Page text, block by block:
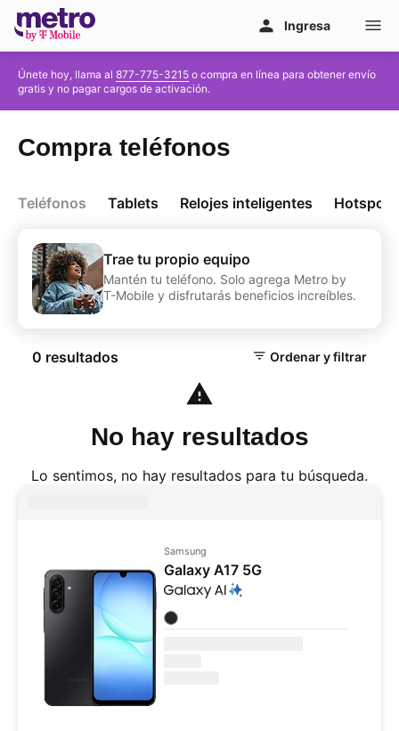
Ir al contenido principal
Ingresa
Únete hoy, llama al 877-775-3215 o compra en línea para obtener envío
gratis y no pagar cargos de activación.
Compra teléfonos
Teléfonos Tablets Relojes inteligentes
Trae tu propio equipo
Mantén tu teléfono. Solo agrega Metro by
T-Mobile y disfrutarás beneficios increíbles.
0 resultados Ordenar y filtrar
No hay resultados
Lo sentimos, no hay resultados para tu búsqueda.
Samsung
Galaxy A17 5G
Colores disponibles